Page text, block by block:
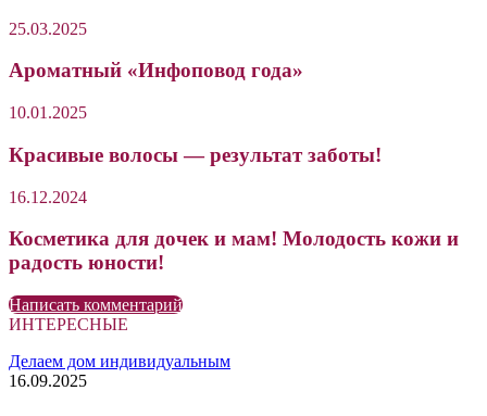
25.03.2025
Ароматный «Инфоповод года»
10.01.2025
Красивые волосы — результат заботы!
16.12.2024
Косметика для дочек и мам! Молодость кожи и
радость юности!
Написать комментарий
ИНТЕРЕСНЫЕ
Делаем дом индивидуальным
16.09.2025